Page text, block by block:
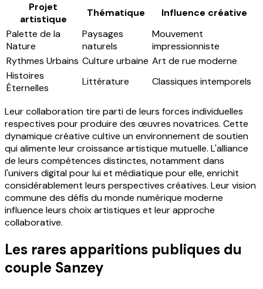
Projet
artistique
Thématique
Influence créative
Palette de la
Nature
Paysages
naturels
Mouvement
impressionniste
Rythmes Urbains Culture urbaine Art de rue moderne
Histoires
Éternelles
Littérature Classiques intemporels
Leur collaboration tire parti de leurs forces individuelles
respectives pour produire des œuvres novatrices. Cette
dynamique créative cultive un environnement de soutien
qui alimente leur croissance artistique mutuelle. L'alliance
de leurs compétences distinctes, notamment dans
l'univers digital pour lui et médiatique pour elle, enrichit
considérablement leurs perspectives créatives. Leur vision
commune des défis du monde numérique moderne
influence leurs choix artistiques et leur approche
collaborative.
Les rares apparitions publiques du
couple Sanzey